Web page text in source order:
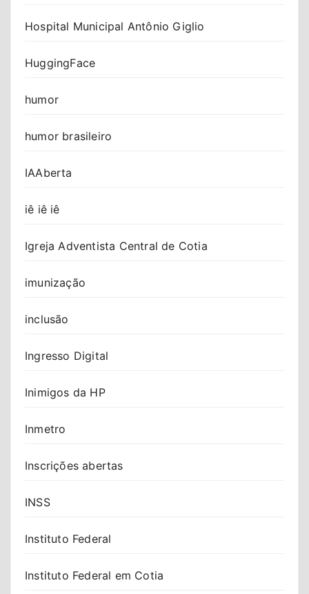
Hospital Municipal Antônio Giglio
HuggingFace
humor
humor brasileiro
IAAberta
iê iê iê
Igreja Adventista Central de Cotia
imunização
inclusão
Ingresso Digital
Inimigos da HP
Inmetro
Inscrições abertas
INSS
Instituto Federal
Instituto Federal em Cotia